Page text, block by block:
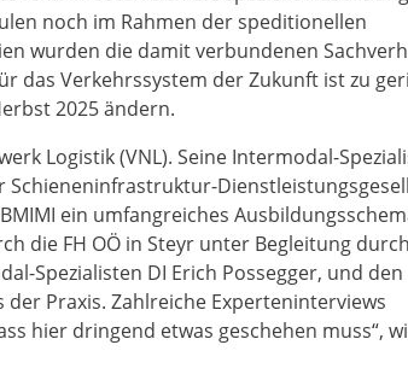
noch im Rahmen der speditionellen
wurden die damit verbundenen
das Verkehrssystem der Zukunft ist zu
2025 ändern.
Logistik (VNL). Seine Intermodal-
Schieneninfrastruktur-
ein umfangreiches
die FH OÖ in Steyr unter Begleitung
Spezialisten DI Erich Possegger, und den
Praxis. Zahlreiche Experteninterviews
hier dringend etwas geschehen muss“,